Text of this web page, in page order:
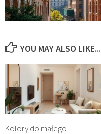
YOU MAY ALSO LIKE...
Kolory do małego